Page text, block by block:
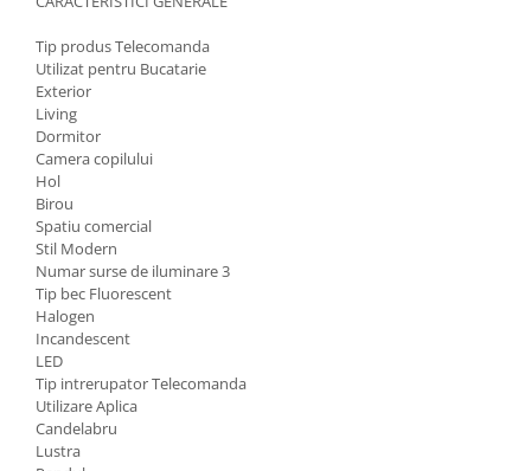
Tip produs Telecomanda
Utilizat pentru Bucatarie
Exterior
Living
Dormitor
Camera copilului
Hol
Birou
Spatiu comercial
Stil Modern
Numar surse de iluminare 3
Tip bec Fluorescent
Halogen
Incandescent
LED
Tip intrerupator Telecomanda
Utilizare Aplica
Candelabru
Lustra